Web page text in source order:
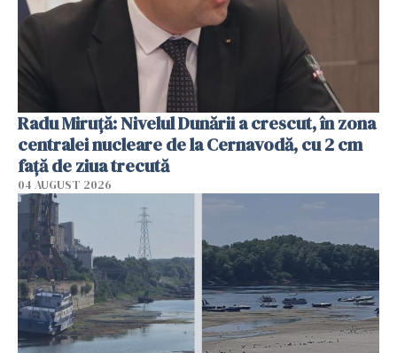
Radu Miruţă: Nivelul Dunării a crescut, în zona
centralei nucleare de la Cernavodă, cu 2 cm
faţă de ziua trecută
04 AUGUST 2026